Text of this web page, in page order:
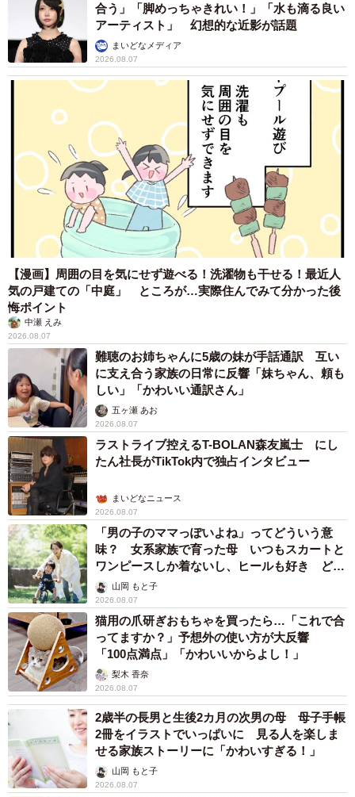
精神障がい者（双極症Ⅱ型）、セクシャルマイノリティ
（ゲイ）の当事者。現在はオンラインカウンセリングサー
ビスを提供する「勇者の部屋」代表。
合う」「脚めっちゃきれい！」「水も滴る良い
アーティスト」 幻想的な近影が話題
まいどなメディア
2026.08.07
【漫画】周囲の目を気にせず遊べる！洗濯物も干せる！最近人
気の戸建ての「中庭」 ところが…実際住んでみて分かった後
悔ポイント
中瀬 えみ
2026.08.07
難聴のお姉ちゃんに5歳の妹が手話通訳 互い
に支え合う家族の日常に反響「妹ちゃん、頼も
しい」「かわいい通訳さん」
五ヶ瀬 あお
2026.08.07
ラストライブ控えるT-BOLAN森友嵐士 にし
たん社長がTikTok内で独占インタビュー
まいどなニュース
2026.08.07
「男の子のママっぽいよね」ってどういう意
味？ 女系家族で育った母 いつもスカートと
ワンピースしか着ないし、ヒールも好き どの
へんが…
山岡 もと子
2026.08.07
猫用の爪研ぎおもちゃを買ったら…「これで合
ってますか？」予想外の使い方が大反響
「100点満点」「かわいいからよし！」
梨木 香奈
2026.08.07
2歳半の長男と生後2カ月の次男の母 母子手帳
2冊をイラストでいっぱいに 見る人を楽しま
せる家族ストーリーに「かわいすぎる！」
山岡 もと子
2026.08.07